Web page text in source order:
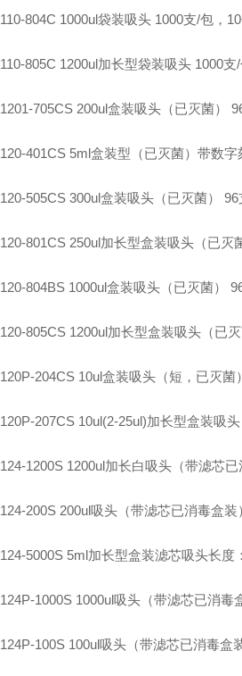
110-804C 1000ul袋装吸头 1000支/包，
110-805C 1200ul加长型袋装吸头 1000支
1201-705CS 200ul盒装吸头（已灭菌）
120-401CS 5ml盒装型（已灭菌）带数
120-505CS 300ul盒装吸头（已灭菌）
120-801CS 250ul加长型盒装吸头（已灭
120-804BS 1000ul盒装吸头（已灭菌）
120-805CS 1200ul加长型盒装吸头（已
120P-204CS 10ul盒装吸头（短，已灭菌
120P-207CS 10ul(2-25ul)加长型盒装吸
124-1200S 1200ul加长白吸头（带滤芯
124-200S 200ul吸头（带滤芯已消毒盒
124-5000S 5ml加长型盒装滤芯吸头长
124P-1000S 1000ul吸头（带滤芯已消毒
124P-100S 100ul吸头（带滤芯已消毒盒